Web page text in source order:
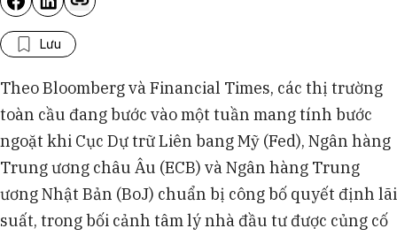
Lưu
Theo Bloomberg và Financial Times, các thị trường
toàn cầu đang bước vào một tuần mang tính bước
ngoặt khi Cục Dự trữ Liên bang Mỹ (Fed), Ngân hàng
Trung ương châu Âu (ECB) và Ngân hàng Trung
ương Nhật Bản (BoJ) chuẩn bị công bố quyết định lãi
suất, trong bối cảnh tâm lý nhà đầu tư được củng cố